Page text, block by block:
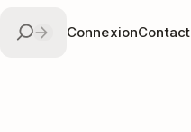
Connexion